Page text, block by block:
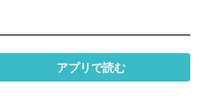
アプリで読む